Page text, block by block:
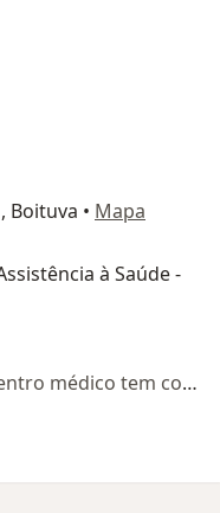
Boituva • Mapa
à Saúde -
Nenhum profissional neste centro médico tem consultas disponíveis